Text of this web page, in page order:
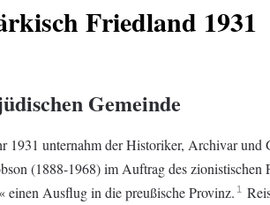
Friedland 1931
Gemeinde
1931 unternahm der Historiker, Archivar und
(1888-1968) im Auftrag des zionistischen
einen Ausflug in die preußische Provinz. 1